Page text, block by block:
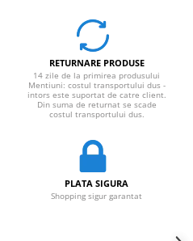
RETURNARE PRODUSE
14 zile de la primirea produsului
Mentiuni: costul transportului dus -
intors este suportat de catre client.
Din suma de returnat se scade
costul transportului dus.
PLATA SIGURA
Shopping sigur garantat